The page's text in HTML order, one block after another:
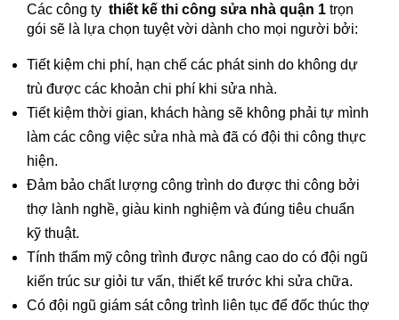
Các công ty thiết kế thi công sửa nhà quận 1 trọn
gói sẽ là lựa chọn tuyệt vời dành cho mọi người bởi:
Tiết kiệm chi phí, hạn chế các phát sinh do không dự
trù được các khoản chi phí khi sửa nhà.
Tiết kiệm thời gian, khách hàng sẽ không phải tự mình
làm các công việc sửa nhà mà đã có đội thi công thực
hiện.
Đảm bảo chất lượng công trình do được thi công bởi
thợ lành nghề, giàu kinh nghiệm và đúng tiêu chuẩn
kỹ thuật.
Tính thẩm mỹ công trình được nâng cao do có đội ngũ
kiến trúc sư giỏi tư vấn, thiết kế trước khi sửa chữa.
Có đội ngũ giám sát công trình liên tục để đốc thúc thợ